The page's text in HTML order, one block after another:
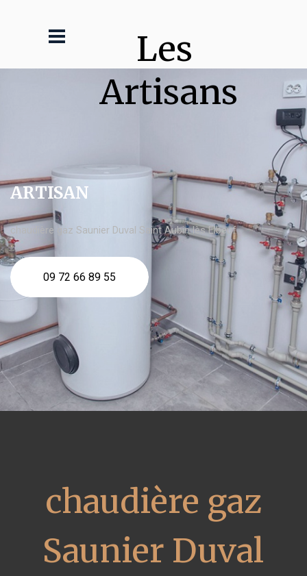
Les
Artisans
ARTISAN
chaudière gaz Saunier Duval Saint Aubin lès Elbeuf
09 72 66 89 55
chaudière gaz
Saunier Duval